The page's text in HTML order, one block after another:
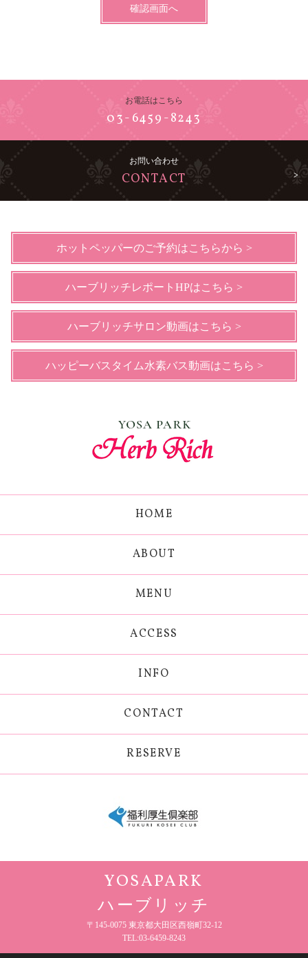
お電話はこちら
03-6459-8243
お問い合わせ
CONTACT
ホットペッパーのご予約はこちらから >
ハーブリッチレポートHPはこちら >
ハーブリッチサロン動画はこちら >
ハッピーバスタイム水素バス動画はこちら >
HOME
ABOUT
MENU
ACCESS
INFO
CONTACT
RESERVE
YOSAPARK
ハーブリッチ
〒145-0075 東京都大田区西嶺町32-12
TEL:03-6459-8243